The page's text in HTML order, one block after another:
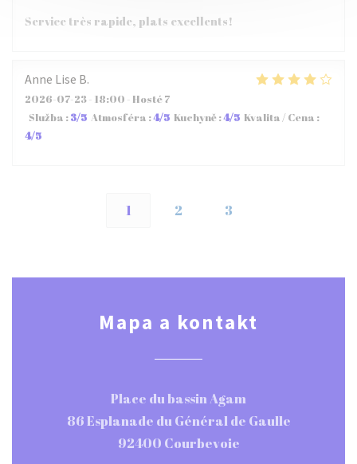
Service très rapide, plats excellents!
Anne Lise B
2026-07-23- 18:00 - Hosté 7
Služba :3/5 Atmosféra :4/5 Kuchyně :4/5 Kvalita / Cena :
4/5
1 2 3
Mapa a kontakt
Place du bassin Agam
86 Esplanade du Général de Gaulle
92400 Courbevoie((otevře se v